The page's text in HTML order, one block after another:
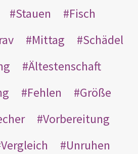
Stauen
Fisch
Mittag
Schädel
Ältestenschaft
Fehlen
Größe
Vorbereitung
Vergleich
Unruhen